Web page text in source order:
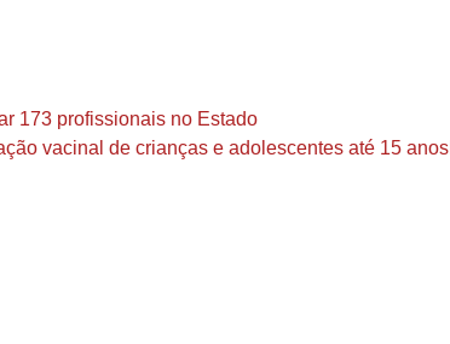
173 profissionais no Estado
vacinal de crianças e adolescentes até 15 anos